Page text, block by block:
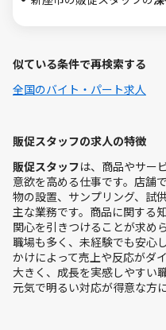
似ている条件で再検索する
全国のバイト・パート求人
販促スタッフの求人の特徴
販促スタッフは、商品やサー
意欲を高める仕事です。店舗
物の設置、サンプリング、試
主な業務です。商品に関する
関心を引きつけることが求め
職場も多く、未経験でも安心
かけによって売上や反応がダ
大きく、成長を実感しやすい
元気で明るい対応が得意な方